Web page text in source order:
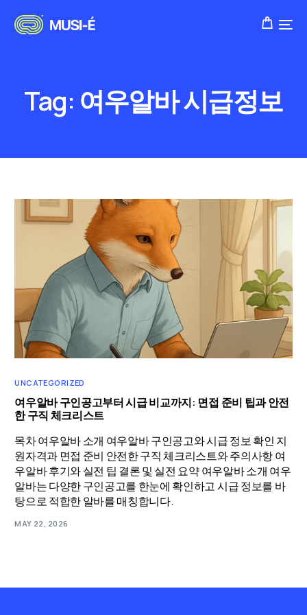
Tag: 여우알바 시급정보
UNCATEGORIZED
여우알바 구인공고부터 시급 비교까지: 면접 준비 팁과 안전
한 구직 체크리스트
목차 여우알바 소개 여우알바 구인공고와 시급 정보 확인 지
원자격과 면접 준비 안전한 구직 체크리스트와 주의사항 여
우알바 후기와 실전 팁 결론 및 실전 요약 여우알바 소개 여우
알바는 다양한 구인공고를 한눈에 확인하고 시급 정보를 바
탕으로 적합한 알바를 매칭합니다.
MAY 22, 2026